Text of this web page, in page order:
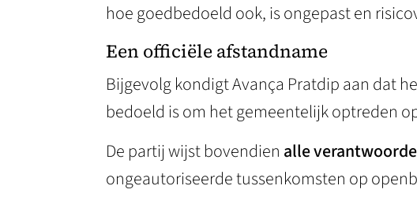
hoe goedbedoeld ook, is ongepast en
Een officiële afstandname
Bijgevolg kondigt Avança Pratdip aan dat
bedoeld is om het gemeentelijk optreden
De partij wijst bovendien alle
ongeautoriseerde tussenkomsten op